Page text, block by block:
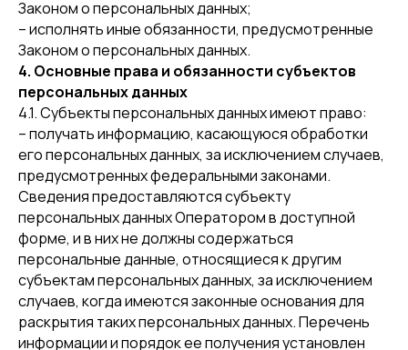
Законом о персональных данных;
– исполнять иные обязанности, предусмотренные
Законом о персональных данных.
4. Основные права и обязанности субъектов
персональных данных
4.1. Субъекты персональных данных имеют право:
– получать информацию, касающуюся обработки
его персональных данных, за исключением случаев,
предусмотренных федеральными законами.
Сведения предоставляются субъекту
персональных данных Оператором в доступной
форме, и в них не должны содержаться
персональные данные, относящиеся к другим
субъектам персональных данных, за исключением
случаев, когда имеются законные основания для
раскрытия таких персональных данных. Перечень
информации и порядок ее получения установлен